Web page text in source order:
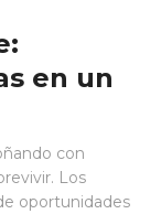
en un
con
Los
oportunidades